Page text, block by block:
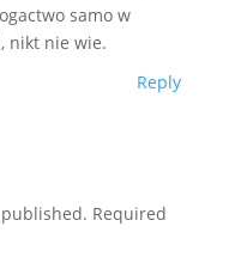
samo w
nikt nie wie.
Reply
Required